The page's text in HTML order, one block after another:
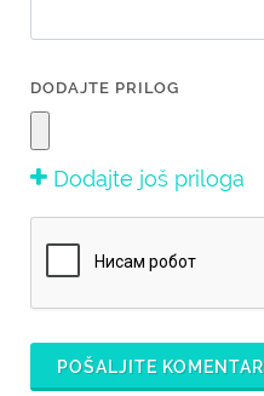
DODAJTE PRILOG
Dodajte još priloga
POŠALJITE KOMENTAR